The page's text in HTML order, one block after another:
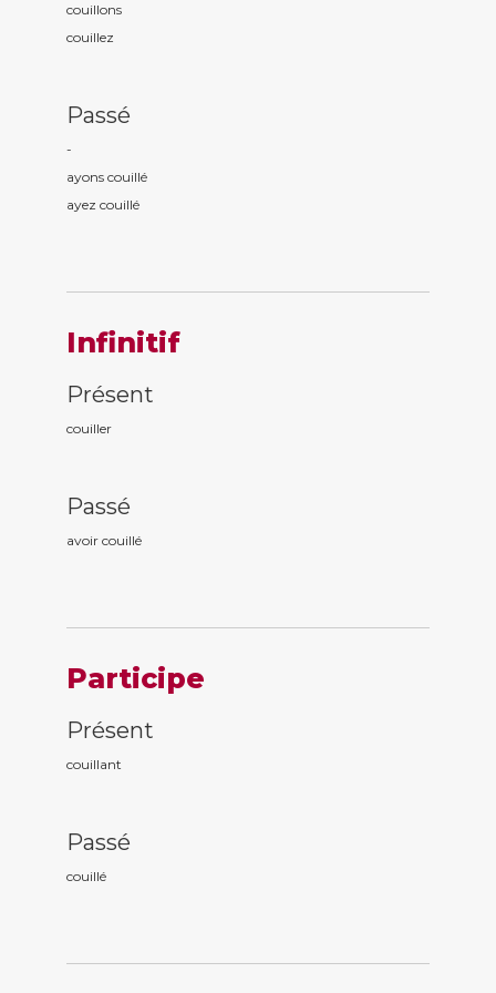
couillons
couillez
Passé
-
ayons couillé
ayez couillé
Infinitif
Présent
couiller
Passé
avoir couillé
Participe
Présent
couillant
Passé
couillé